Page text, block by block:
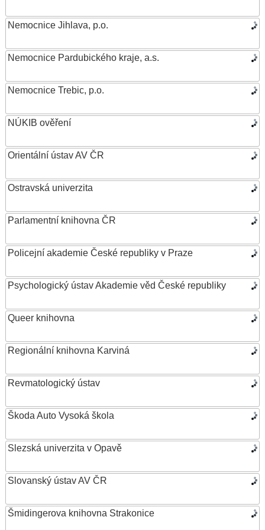
Nemocnice Jihlava, p.o.
Nemocnice Pardubického kraje, a.s.
Nemocnice Trebic, p.o.
NÚKIB ověření
Orientální ústav AV ČR
Ostravská univerzita
Parlamentní knihovna ČR
Policejní akademie České republiky v Praze
Psychologický ústav Akademie věd České republiky
Queer knihovna
Regionální knihovna Karviná
Revmatologický ústav
Škoda Auto Vysoká škola
Slezská univerzita v Opavě
Slovanský ústav AV ČR
Šmidingerova knihovna Strakonice